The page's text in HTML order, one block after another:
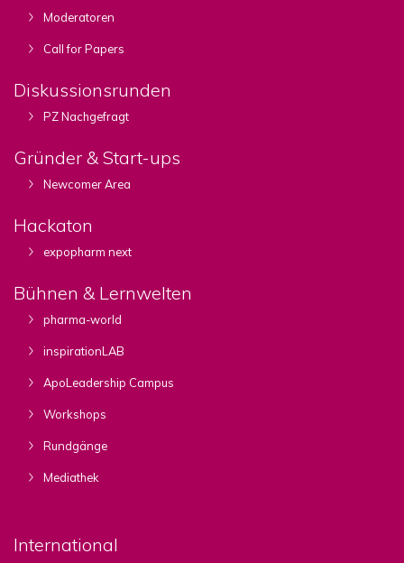
Moderatoren
Call for Papers
Diskussionsrunden
PZ Nachgefragt
Gründer & Start-ups
Newcomer Area
Hackaton
expopharm next
Bühnen & Lernwelten
pharma-world
inspirationLAB
ApoLeadership Campus
Workshops
Rundgänge
Mediathek
International